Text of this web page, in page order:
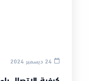
24 ديسمبر 2024